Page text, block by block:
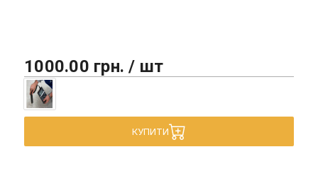
1000.00 грн. / шт
КУПИТИ